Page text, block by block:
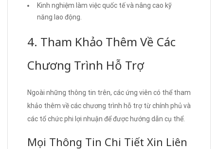
Kinh nghiệm làm việc quốc tế và nâng cao kỹ
năng lao động.
4. Tham Khảo Thêm Về Các
Chương Trình Hỗ Trợ
Ngoài những thông tin trên, các ứng viên có thể tham
khảo thêm về các chương trình hỗ trợ từ chính phủ và
các tổ chức phi lợi nhuận để được hướng dẫn cụ thể.
Mọi Thông Tin Chi Tiết Xin Liên